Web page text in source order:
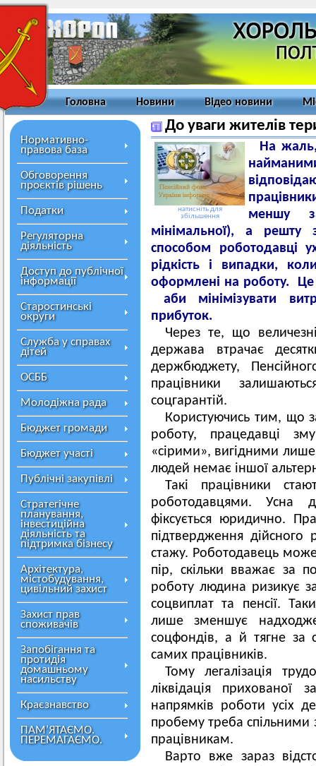
Головна Новини Відео новини
Нормативно-
правова база
Обговорення
проєктів рішень
Податки
Регуляторна
діяльність
Доступ до публічної
інформації
Старостинські
округи
Служба у справах
дітей
ОСББ
Молодіжна рада
Бюджет громади
Бюджет участі
Публічні закупівлі
Стратегічне
планування,
інвестиційна
діяльність та
підтримка бізнесу
Архітектура,
містобудування,
цивільний захист
Захист прав
споживачів
Запобігання та
протидія
домашньому
насильству
Краєзнавство
ПАМ’ЯТАЄМО.
ПЕРЕМАГАЄМО.
До уваги жителів
натисніть для
збільшення
На жаль,
меншу
мінімальної), а решту
способом роботодавці
рідкість і випадки,
оформлені на роботу. Це
аби мiнімізувати
прибуток.
Через те, що
держава втрачає
держбюджету,
працівники
соцгарантій.
Користуючись тим, що
роботу, працедавці
«сірими», вигідними
людей немає іншої
Такі працівники
роботодавцями. Усна
фіксується юридично.
пiдтвердження дiйсного
стажу. Роботодавець може
пір, скiльки вважає за
роботу людина ризикує
соцвиплат та пенсії.
лише зменшує
соцфондів, а й тягне за
самих працівників.
Тому легалізація
ліквідація
напрямків роботи усіх
пробему треба спільними
працівникам.
Варто вже зараз